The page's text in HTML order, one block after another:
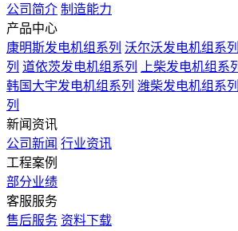
公司简介 制造能力
产品中心
康明斯发电机组系列 沃尔沃发电机组系列
列 道依茨发电机组系列 上柴发电机组系
韩国大宇发电机组系列 潍柴发电机组系列
列
新闻资讯
公司新闻 行业资讯
工程案例
部分业绩
客服服务
售后服务 资料下载